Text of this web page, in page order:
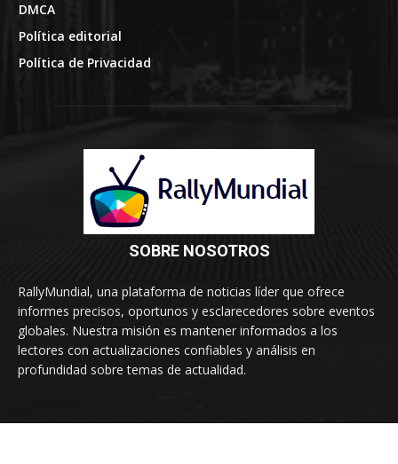
DMCA
Política editorial
Política de Privacidad
SOBRE NOSOTROS
RallyMundial, una plataforma de noticias líder que ofrece
informes precisos, oportunos y esclarecedores sobre eventos
globales. Nuestra misión es mantener informados a los
lectores con actualizaciones confiables y análisis en
profundidad sobre temas de actualidad.